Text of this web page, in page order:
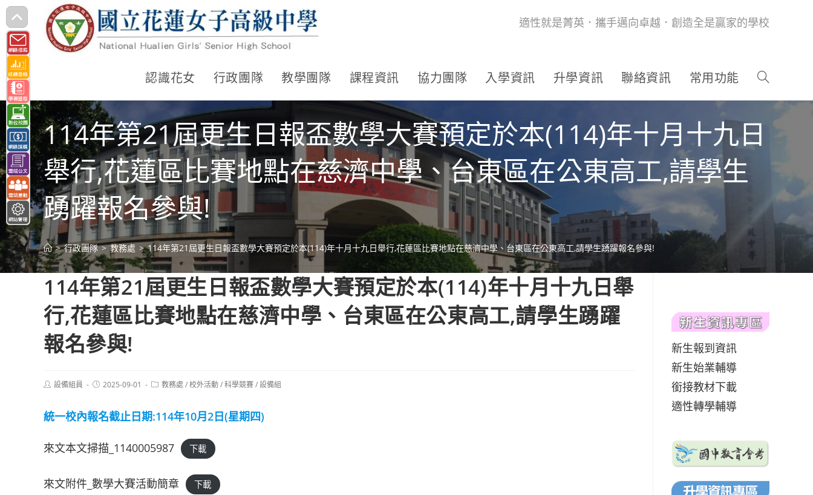
跳
轉
至
主
要
內
容
適性就是菁英．攜手邁向卓越．創造全是贏家的學校
認識花女 行政團隊 教學團隊 課程資訊 協力團隊 入學資訊 升學資訊 聯絡資訊 常用功能
114年第21屆更生日報盃數學大賽預定於本(114)年十月十九日
舉行,花蓮區比賽地點在慈濟中學、台東區在公東高工,請學生
踴躍報名參與!
> 行政團隊 > 教務處 > 114年第21屆更生日報盃數學大賽預定於本(114)年十月十九日舉行,花蓮區比賽地點在慈濟中學、台東區在公東高工,請學生踴躍報名參與!
114年第21屆更生日報盃數學大賽預定於本(114)年十月十九日舉
行,花蓮區比賽地點在慈濟中學、台東區在公東高工,請學生踴躍
報名參與!
Post設備組員
Post2025-09-01
Post教務處 /校外活動/科學競賽/設備組
統一校內報名截止日期:114年10月2日(星期四)
來文本文掃描_1140005987 下載
來文附件_數學大賽活動簡章 下載
新生報到資訊
新生始業輔導
銜接教材下載
適性轉學輔導